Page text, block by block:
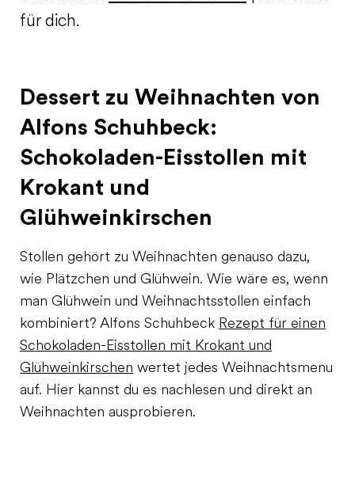
für dich.
Dessert zu Weihnachten von
Alfons Schuhbeck:
Schokoladen-Eisstollen mit
Krokant und
Glühweinkirschen
Stollen gehört zu Weihnachten genauso dazu,
wie Plätzchen und Glühwein. Wie wäre es, wenn
man Glühwein und Weihnachtsstollen einfach
kombiniert? Alfons Schuhbeck Rezept für einen
Schokoladen-Eisstollen mit Krokant und
Glühweinkirschen wertet jedes Weihnachtsmenu
auf. Hier kannst du es nachlesen und direkt an
Weihnachten ausprobieren.